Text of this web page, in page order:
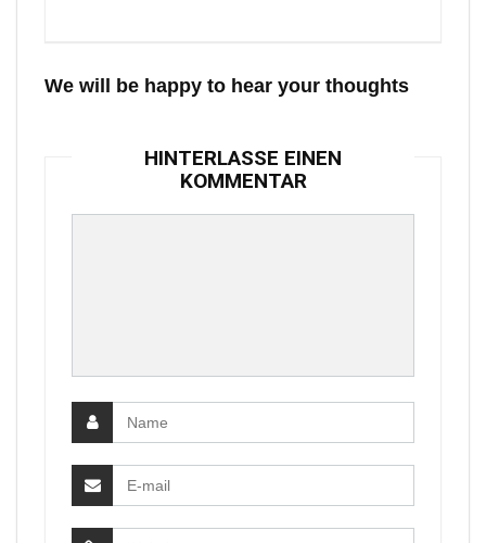
We will be happy to hear your thoughts
HINTERLASSE EINEN
KOMMENTAR